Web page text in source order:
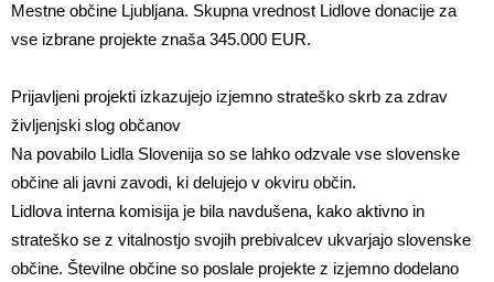
Mestne občine Ljubljana. Skupna vrednost Lidlove donacije za
vse izbrane projekte znaša 345.000 EUR.
Prijavljeni projekti izkazujejo izjemno strateško skrb za zdrav
življenjski slog občanov
Na povabilo Lidla Slovenija so se lahko odzvale vse slovenske
občine ali javni zavodi, ki delujejo v okviru občin.
Lidlova interna komisija je bila navdušena, kako aktivno in
strateško se z vitalnostjo svojih prebivalcev ukvarjajo slovenske
občine. Številne občine so poslale projekte z izjemno dodelano